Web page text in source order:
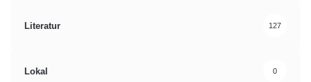
Literatur 127
Lokal 0